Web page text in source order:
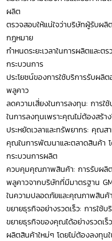
ผลิต
ตรวจสอบให้แน่ใจว่าบริษัทผู้รับผ
กฎหมาย
กำหนดระยะเวลาในการผลิตและ
กระบวนการ
ประโยชน์ของการใช้บริการรับผลิ
พลูคาว
ลดความเสี่ยงในการลงทุน: การใ
ในการลงทุนเพราะคุณไม่ต้องสร้
ประหยัดเวลาและทรัพยากร: คุณส
คุณในการพัฒนาและตลาดสินค้า
กระบวนการผลิต
ควบคุมคุณภาพสินค้า: การรับผลิต
พลูคาวจากบริษัทที่มีมาตรฐาน
ในความปลอดภัยและคุณภาพสิน
ขยายธุรกิจอย่างรวดเร็ว: การใช้
ขยายธุรกิจของคุณได้อย่างรวดเ
ผลิตสินค้าใหม่ๆ โดยไม่ต้องลงทุน